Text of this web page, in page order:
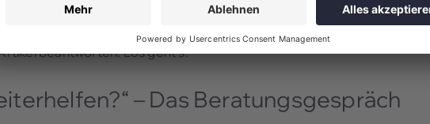
dann auch bei uns im Team verankert ist?
beantworten. Los geht’s.
– Das Beratungsgespräch